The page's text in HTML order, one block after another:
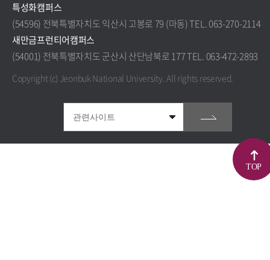
특성화캠퍼스
(54596) 전북특별자치도 익산시 고봉로 79 (마동) TEL. 063-270-2114
새만금프런티어캠퍼스
(54001) 전북특별자치도 군산시 산단남북로 177 TEL. 063-472-2893
Copyright (c) Jeonbuk National University.All rights reserved.
TOP